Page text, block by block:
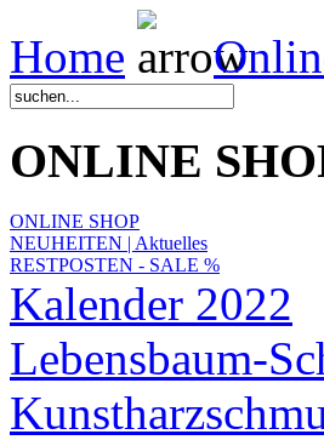
Home
ONLINE
ONLINE SHOP
NEUHEITEN | Aktuelles
RESTPOSTEN - SALE %
Kalender 2022
Lebensbaum-